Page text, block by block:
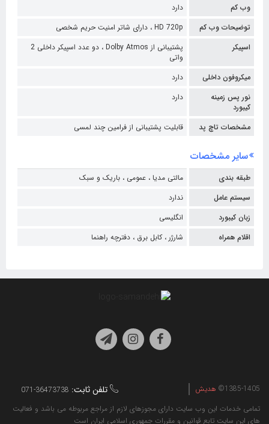
وب کم
دارد
توضیحات وب کم
HD 720p ، دارای شاتر امنیت حریم شخصی
اسپیکر
پشتیبانی از Dolby Atmos ،
دو عدد اسپیکر داخلی 2
واتی
میکروفون داخلی
دارد
نور پس زمینه
کیبورد
دارد
مشخصات تاچ پد قابلیت پشتیبانی از فرامین چند لمسی
سایر مشخصات
طبقه بندی مالتی مدیا ، عمومی ، باریک و سبک
سیستم عامل
ندارد
زبان کیبورد
انگلیسی
اقلام همراه
شارژر ،کابل برق ، دفترچه راهنما
1385-1405© هدیش تلفن ثابت: 071-36473738
تمامی خدمات این وب سایت دارای مجوزهای لازم از مراجع مربوطه می باشد و فعالیت
های این سایت تابع قوانین و مقررات جمهوری اسلامی ایران است